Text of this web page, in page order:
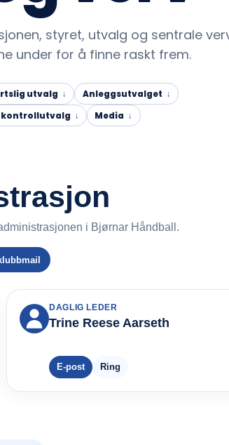
styret, utvalg og sentrale
under for å finne raskt frem.
utvalg
Anleggsutvalget
kontrollutvalg Media
i Bjørnar Håndball.
DAGLIG LEDER
Trine Reese Aarseth
E-post Ring